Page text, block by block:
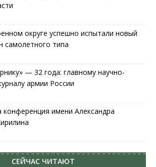
округе успешно испытали новый
самолетного типа
— 32 года: главному научно-
армии России
имени Александра
СЕЙЧАС ЧИТАЮТ